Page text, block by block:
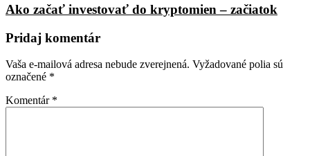
Ako začať investovať do kryptomien – začiatok
Pridaj komentár
Vaša e-mailová adresa nebude zverejnená. Vyžadované polia sú
označené *
Komentár *